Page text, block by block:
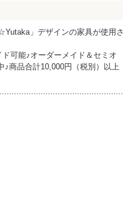
」デザインの家具が使用さ
可能♪オーダーメイド＆セミオ
♪商品合計10,000円（税別）以上